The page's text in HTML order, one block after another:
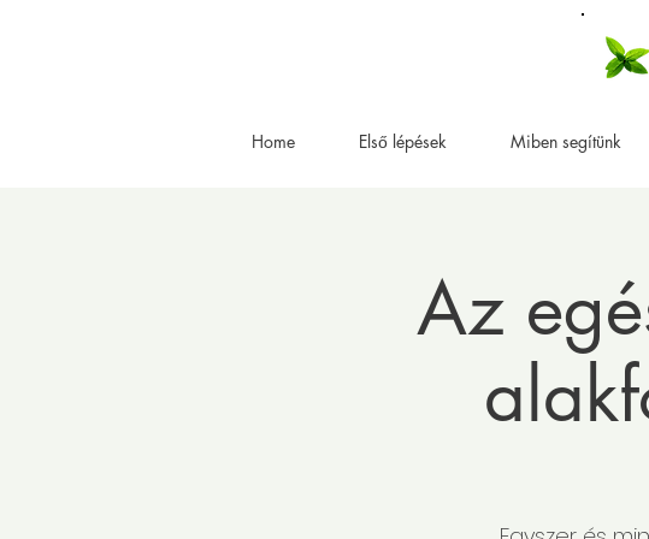
Home Első lépések Miben segítünk
Az